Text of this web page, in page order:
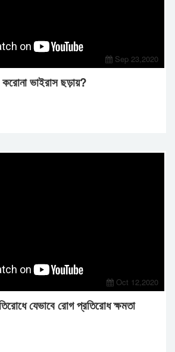
Sep 23,2020
ভাইরাস ছড়ায়?
Oct 12,2020
যেভাবে রোগ প্রতিরোধ ক্ষমতা